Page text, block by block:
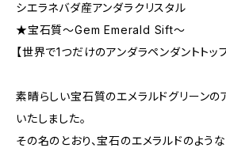
シエラネバダ産アンダラクリスタル
★宝石質～Gem Emerald Sift～
【世界で1つだけのアンダラペンダントトップ
素晴らしい宝石質のエメラルドグリーンの
いたしました。
その名のとおり、宝石のエメラルドのような